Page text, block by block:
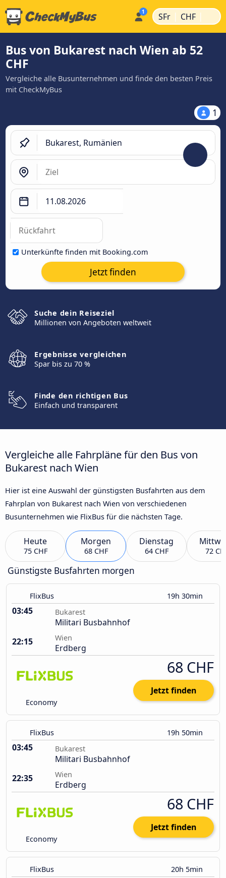
SFr | CHF |
Bus von Bukarest nach Wien ab 52
CHF
Vergleiche alle Busunternehmen und finde den besten Preis
mit CheckMyBus
1
Unterkünfte finden mit Booking.com
Jetzt finden
Suche dein Reiseziel
Millionen von Angeboten weltweit
Ergebnisse vergleichen
Spar bis zu 70 %
Finde den richtigen Bus
Einfach und transparent
Vergleiche alle Fahrpläne für den Bus von
Bukarest nach Wien
Hier ist eine Auswahl der günstigsten Busfahrten aus dem
Fahrplan von Bukarest nach Wien von verschiedenen
Busunternehmen wie FlixBus für die nächsten Tage.
Heute
75 CHF
Morgen
68 CHF
Dienstag
64 CHF 72
Günstigste Busfahrten morgen
FlixBus 19h 30min
03:45 Bukarest
Militari Busbahnhof
22:15
Wien
Erdberg
Economy
68 CHF
Jetzt finden
FlixBus 19h 50min
03:45 Bukarest
Militari Busbahnhof
22:35
Wien
Erdberg
Economy
68 CHF
Jetzt finden
FlixBus 20h 5min